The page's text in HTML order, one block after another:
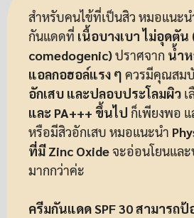
สำหรับคนไข้ที่เป็นสิว หมอแนะน
กันแดดที่ เนื้อบางเบา ไม่อุดตัน
comedogenic)ปราศจาก น้ำ
แอลกอฮอล์แรง ๆ ควรมีคุณสม
อักเสบ และปลอบประโลมผิว เ
และ PA+++ ขึ้นไป ก็เพียงพอ
หรือมีสิวอักเสบ หมอแนะนำ
ที่มี Zinc Oxideจะอ่อนโยนแล
มากกว่าค่ะ
ครีมกันแดด SPF 30 สามารถป้